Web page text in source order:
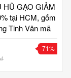
HŨ GẠO GIẢM
tại HCM, gốm
Tinh Vân mã
-71%